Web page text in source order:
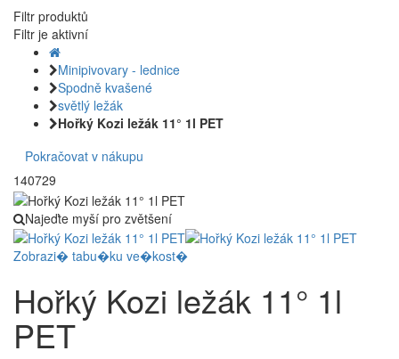
Filtr produktů
Filtr je aktivní
Minipivovary - lednice
Spodně kvašené
světlý ležák
Hořký Kozi ležák 11° 1l PET
Pokračovat v nákupu
140729
Najeďte myší pro zvětšení
Zobrazi� tabu�ku ve�kost�
Hořký Kozi ležák 11° 1l
PET